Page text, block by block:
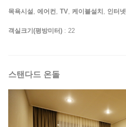
목욕시설 , 에어컨, TV, 케이블설치 , 인터넷
객실크기(평방미터) : 22
스탠다드 온돌